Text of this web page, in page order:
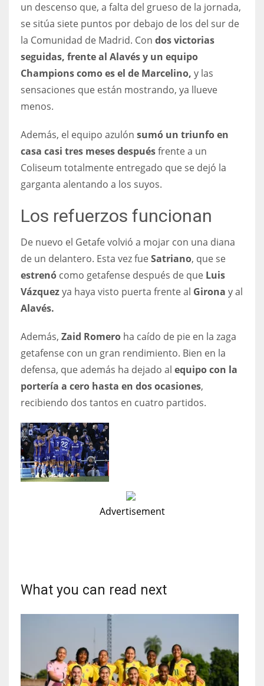
16
NYG
MIA
17
WSH
26
un descenso que, a falta del grueso de la jornada,
se sitúa siete puntos por debajo de los del sur de
la Comunidad de Madrid. Con dos victorias
seguidas, frente al Alavés y un equipo
Champions como es el de Marcelino, y las
sensaciones que están mostrando, ya llueve
menos.
Además, el equipo azulón sumó un triunfo en
casa casi tres meses despuésfrente a un
Coliseum totalmente entregado que se dejó la
garganta alentando a los suyos.
Los refuerzos funcionan
De nuevo el Getafe volvió a mojar con una diana
de un delantero. Esta vez fueSatriano, que se
estrenó como getafense después de que Luis
Vázquezya haya visto puerta frente al Girona y al
Alavés.
Además, Zaid Romero ha caído de pie en la zaga
getafense con un gran rendimiento. Bien en la
defensa, que además ha dejado al equipo con la
portería a cero hasta en dos ocasiones,
recibiendo dos tantos en cuatro partidos.
Advertisement
What you can read next